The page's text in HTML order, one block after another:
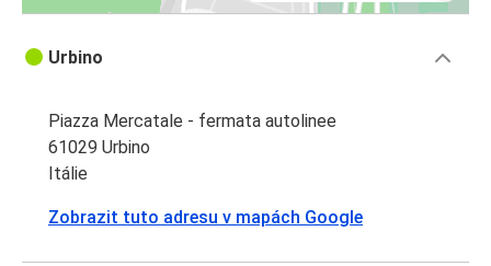
Urbino
Piazza Mercatale - fermata autolinee
61029 Urbino
Itálie
Zobrazit tuto adresu v mapách Google